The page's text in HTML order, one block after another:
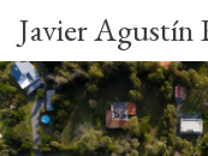
Javier Agustín